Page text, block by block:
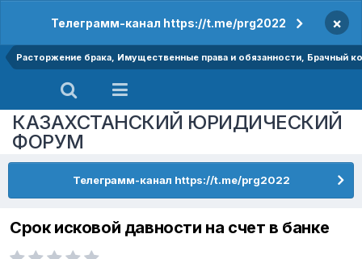
Телеграмм-канал https://t.me/prg2022 ×
Расторжение брака, Имущественные права и обязанности, Брачный
КАЗАХСТАНСКИЙ ЮРИДИЧЕСКИЙ
ФОРУМ
Телеграмм-канал https://t.me/prg2022
Срок исковой давности на счет в банке